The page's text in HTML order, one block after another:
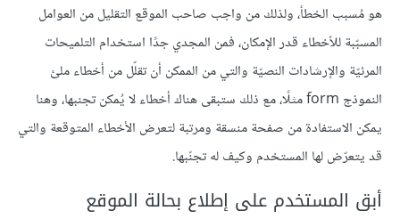
هو مُسبب الخطأ، ولذلك من واجب صاحب الموقع التقليل من العوامل
المسبّبة للأخطاء قدر الإمكان، فمن المجدي جدًا استخدام التلميحات
المرئيّة والإرشادات النصيّة والتي من الممكن أن تقلّل من أخطاء ملئ
النموذج form مثلًا، مع ذلك ستبقى هناك أخطاء لا يُمكن تجنبها، وهنا
يمكن الاستفادة من صفحة منسقة ومرتبة لتعرض الأخطاء المتوقعة والتي
قد يتعرّض لها المستخدم وكيف له تجنّبها.
أبق المستخدم على إطلاع بحالة الموقع